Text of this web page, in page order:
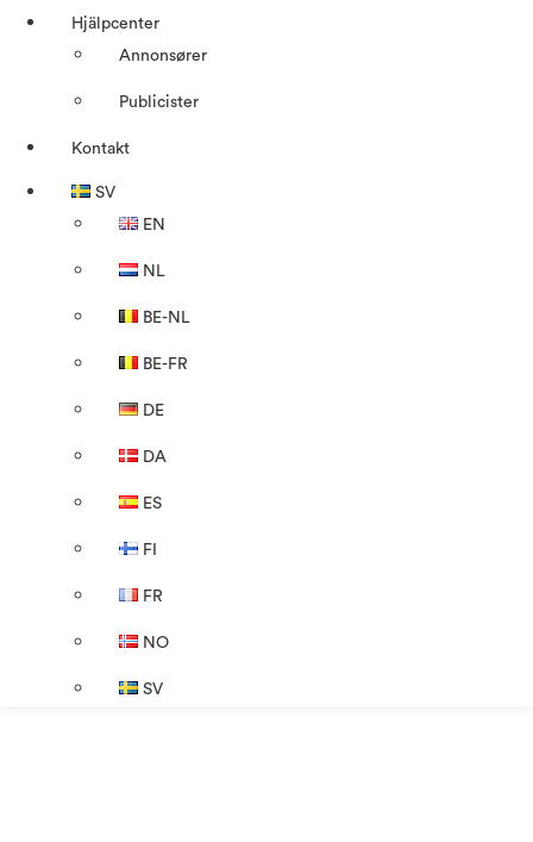
Hjälpcenter
Annonsører
Publicister
Kontakt
SV
EN
NL
BE-NL
BE-FR
DE
DA
ES
FI
FR
NO
SV